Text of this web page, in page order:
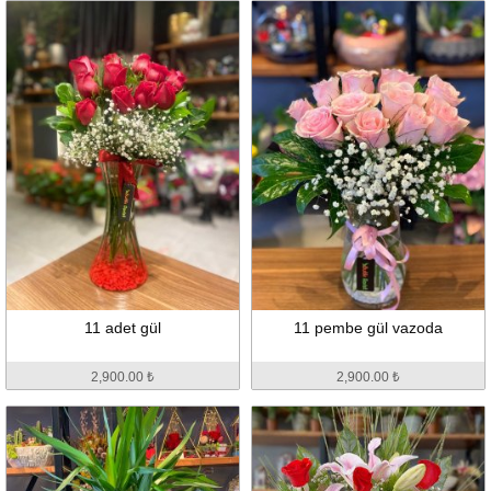
11 adet gül
2,900.00 ₺
11 pembe gül vazoda
2,900.00 ₺